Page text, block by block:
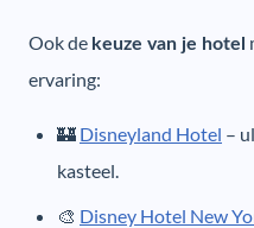
Ook de keuze van je hotel
ervaring:
🏰 Disneyland Hotel –
kasteel.
🎨 Disney Hotel New